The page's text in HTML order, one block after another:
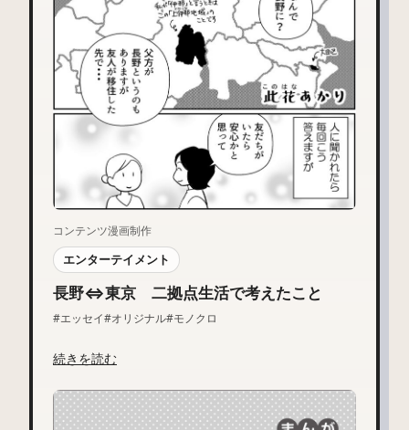
コンテンツ漫画制作
エンターテイメント
長野⇔東京 二拠点生活で考えたこと
#エッセイ#オリジナル#モノクロ
続きを読む